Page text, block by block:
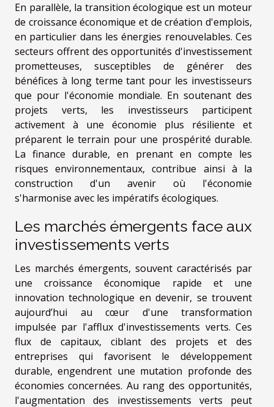
En parallèle, la transition écologique est un moteur
de croissance économique et de création d'emplois,
en particulier dans les énergies renouvelables. Ces
secteurs offrent des opportunités d'investissement
prometteuses, susceptibles de générer des
bénéfices à long terme tant pour les investisseurs
que pour l'économie mondiale. En soutenant des
projets verts, les investisseurs participent
activement à une économie plus résiliente et
préparent le terrain pour une prospérité durable.
La finance durable, en prenant en compte les
risques environnementaux, contribue ainsi à la
construction d'un avenir où l'économie
s'harmonise avec les impératifs écologiques.
Les marchés émergents face aux
investissements verts
Les marchés émergents, souvent caractérisés par
une croissance économique rapide et une
innovation technologique en devenir, se trouvent
aujourd’hui au cœur d'une transformation
impulsée par l'afflux d'investissements verts. Ces
flux de capitaux, ciblant des projets et des
entreprises qui favorisent le développement
durable, engendrent une mutation profonde des
économies concernées. Au rang des opportunités,
l'augmentation des investissements verts peut